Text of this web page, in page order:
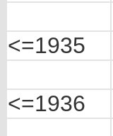
<=1935
<=1936